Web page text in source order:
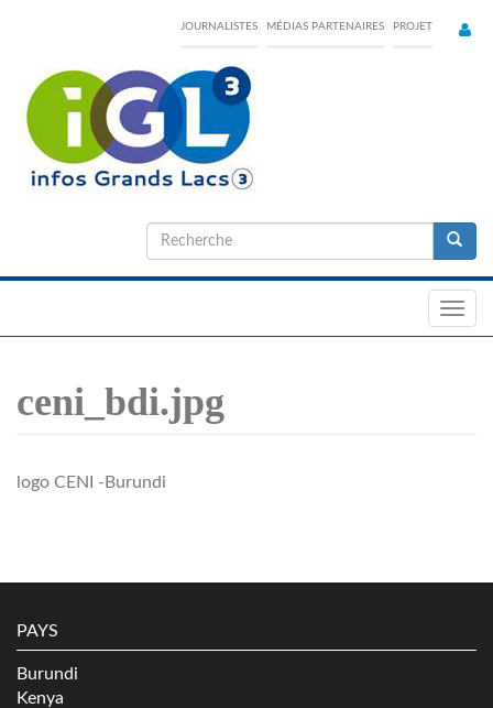
content
JOURNALISTES MÉDIAS PARTENAIRES PROJET
Formulaire
de
ceni_bdi.jpg
logo CENI -Burundi
PAYS
Burundi
Kenya